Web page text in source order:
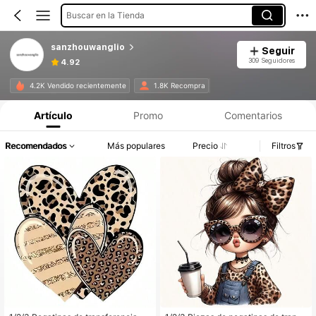
Buscar en la Tienda
sanzhouwanglio
4.92
Seguir
309 Seguidores
4.2K Vendido recientemente 1.8K Recompra
Artículo Promo Comentarios
Recomendados Más populares Precio Filtros